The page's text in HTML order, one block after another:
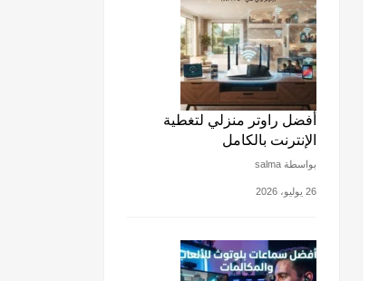
أفضل راوتر منزلي لتغطية
الإنترنت بالكامل
بواسطة salma
26 يوليو، 2026